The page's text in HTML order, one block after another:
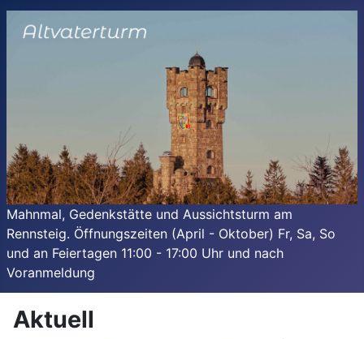
Mahnmal, Gedenkstätte und Aussichtsturm am
Rennsteig. Öffnungszeiten (April - Oktober) Fr, Sa, So
und an Feiertagen 11:00 - 17:00 Uhr und nach
Voranmeldung
Aktuell